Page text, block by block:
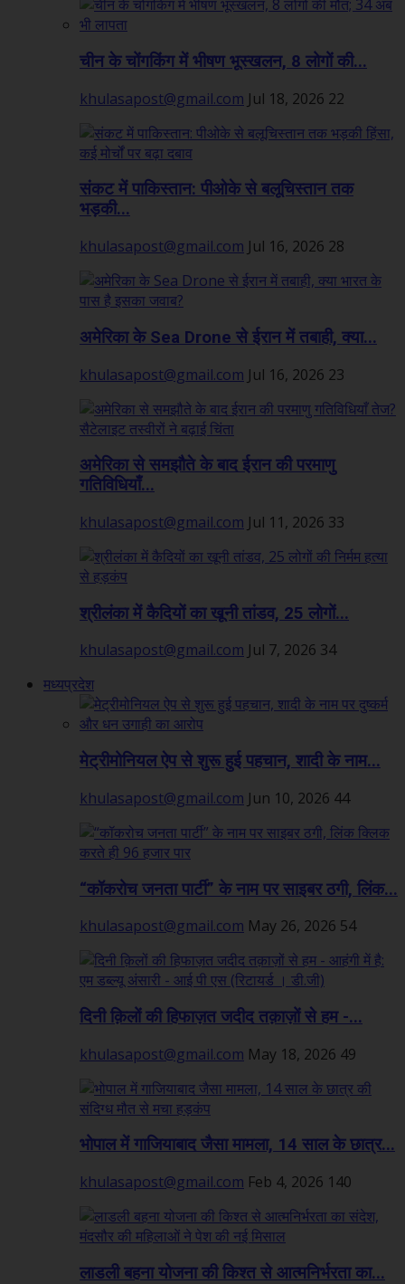
चीन के चोंगकिंग में भीषण भूस्खलन, 8 लोगों की...
khulasapost@gmail.com Jul 18, 2026 22
संकट में पाकिस्तान: पीओके से बलूचिस्तान तक
भड़की...
khulasapost@gmail.com Jul 16, 2026 28
अमेरिका के Sea Drone से ईरान में तबाही, क्या...
khulasapost@gmail.com Jul 16, 2026 23
अमेरिका से समझौते के बाद ईरान की परमाणु
गतिविधियाँ...
khulasapost@gmail.com Jul 11, 2026 33
श्रीलंका में कैदियों का खूनी तांडव, 25 लोगों...
khulasapost@gmail.com Jul 7, 2026 34
मध्यप्रदेश
मेट्रीमोनियल ऐप से शुरू हुई पहचान, शादी के नाम...
khulasapost@gmail.com Jun 10, 2026 44
“कॉकरोच जनता पार्टी” के नाम पर साइबर ठगी, लिंक...
khulasapost@gmail.com May 26, 2026 54
दिनी क़िलों की हिफाज़त जदीद तक़ाज़ों से हम -...
khulasapost@gmail.com May 18, 2026 49
भोपाल में गाजियाबाद जैसा मामला, 14 साल के छात्र...
khulasapost@gmail.com Feb 4, 2026 140
लाडली बहना योजना की किश्त से आत्मनिर्भरता का...